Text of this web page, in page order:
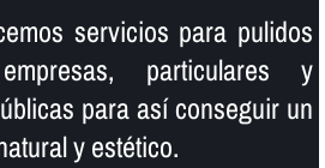
servicios para pulidos
particulares y
para así­ conseguir un
y estético.